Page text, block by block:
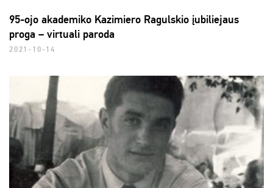
95-ojo akademiko Kazimiero Ragulskio įubiliejaus
proga – virtuali paroda
2021-10-14